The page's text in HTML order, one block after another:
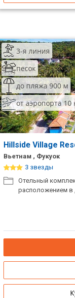
3-я линия
песок
до пляжа 900 м
от аэропорта 10
Hillside Village
Вьетнам , Фукуок
3 звезды
Отельный
расположением в